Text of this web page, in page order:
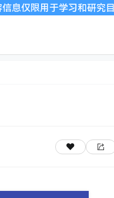
学习和研究目的。不得